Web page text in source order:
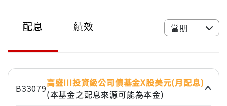
配息 績效 當期
B33079高盛III投資級公司債基金X股美元(月配息)
(本基金之配息來源可能為本金)